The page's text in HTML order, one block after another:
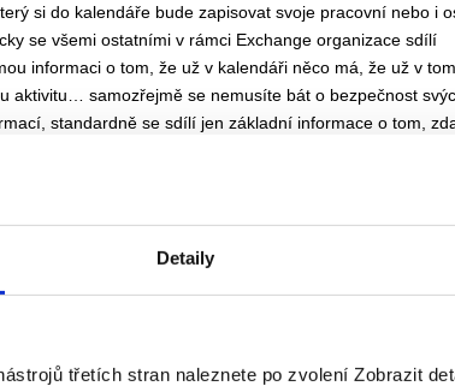
Detaily
třetích stran naleznete po zvolení Zobrazit
si do kalendáře bude zapisovat svoje pracovní nebo i
se všemi ostatními v rámci Exchange organizace sdílí
informaci o tom, že už v kalendáři něco má, že už v
aktivitu… samozřejmě se nemusíte bát o bezpečnost
standardně se sdílí jen základní informace o tom,
času opravdovou hračkou.